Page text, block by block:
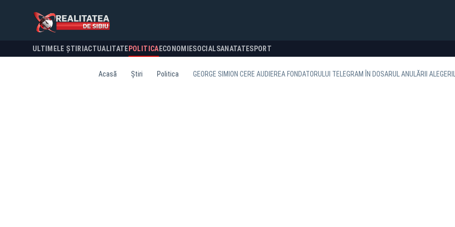
ULTIMELE ȘTIRI ACTUALITATE POLITICA ECONOMIESOCIALSANATATESPORT
Acasă Știri Politica GEORGE SIMION CERE AUDIEREA FONDATORULUI TELEGRAM ÎN DOSARUL ANULĂRII